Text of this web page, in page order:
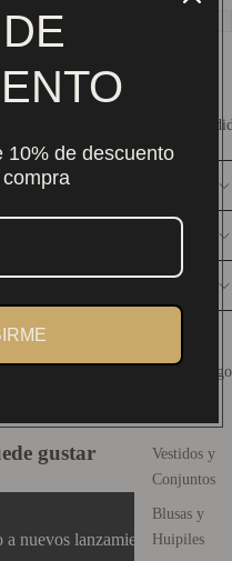
Más
Catálogo
Vestidos y
Conjuntos
Blusas y
Huipiles
desde $2,000 MXN.
gustar
a nuevos lanzamientos y
10% de descuento